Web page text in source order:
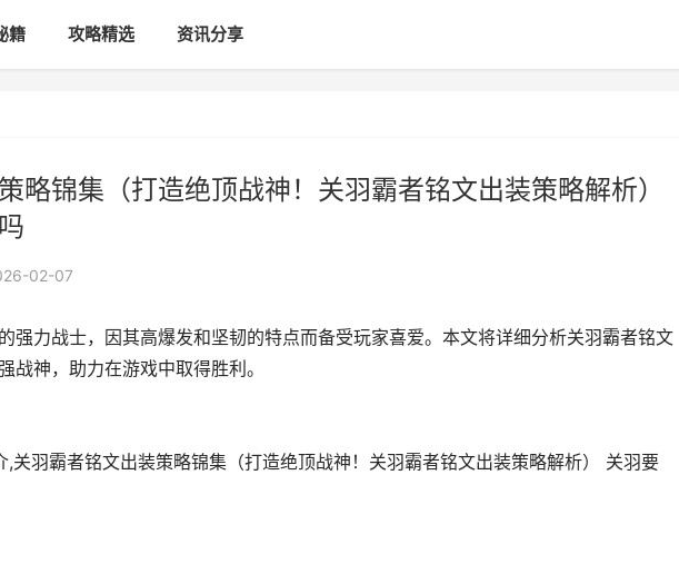
籍 攻略精选 资讯分享
略锦集（打造绝顶战神！关羽霸者铭文出装策略解析）
02-07
强力战士，因其高爆发和坚韧的特点而备受玩家喜爱。本文将详细分析关羽霸者铭文
战神，助力在游戏中取得胜利。
,关羽霸者铭文出装策略锦集（打造绝顶战神！关羽霸者铭文出装策略解析） 关羽要